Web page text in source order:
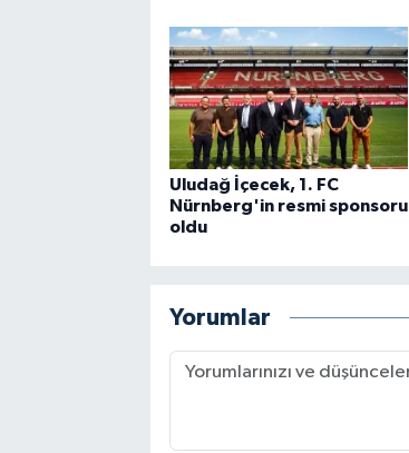
Uludağ İçecek, 1. FC
Nürnberg'in resmi sponsoru
oldu
Yorumlar